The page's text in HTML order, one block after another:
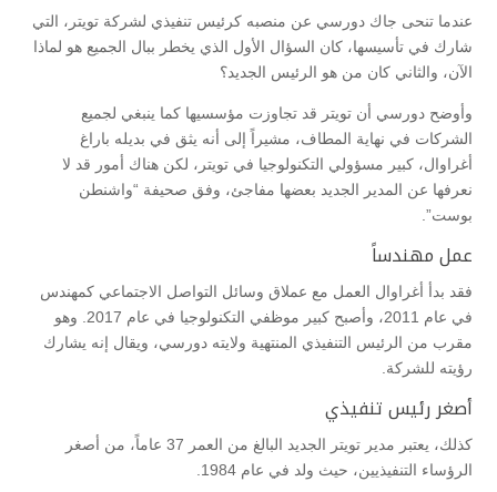
عندما تنحى جاك دورسي عن منصبه كرئيس تنفيذي لشركة تويتر، التي
شارك في تأسيسها، كان السؤال الأول الذي يخطر ببال الجميع هو لماذا
الآن، والثاني كان من هو الرئيس الجديد؟
وأوضح دورسي أن تويتر قد تجاوزت مؤسسيها كما ينبغي لجميع
الشركات في نهاية المطاف، مشيراً إلى أنه يثق في بديله باراغ
أغراوال، كبير مسؤولي التكنولوجيا في تويتر، لكن هناك أمور قد لا
نعرفها عن المدير الجديد بعضها مفاجئ، وفق صحيفة “واشنطن
بوست”.
عمل مهندساً
فقد بدأ أغراوال العمل مع عملاق وسائل التواصل الاجتماعي كمهندس
في عام 2011، وأصبح كبير موظفي التكنولوجيا في عام 2017. وهو
مقرب من الرئيس التنفيذي المنتهية ولايته دورسي، ويقال إنه يشارك
رؤيته للشركة.
أصغر رئيس تنفيذي
كذلك، يعتبر مدير تويتر الجديد البالغ من العمر 37 عاماً، من أصغر
الرؤساء التنفيذيين، حيث ولد في عام 1984.